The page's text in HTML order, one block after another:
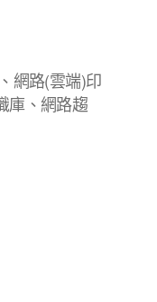
網路(雲端)印
庫、網路趨